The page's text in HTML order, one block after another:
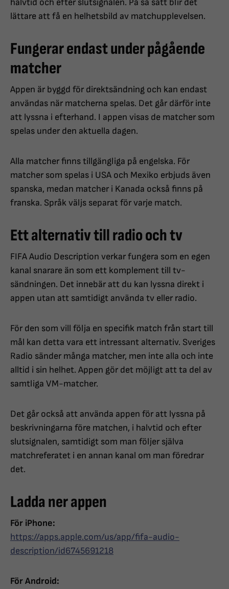
halvtid och efter slutsignalen. På så sätt blir det
lättare att få en helhetsbild av matchupplevelsen.
Fungerar endast under pågående
matcher
Appen är byggd för direktsändning och kan endast
användas när matcherna spelas. Det går därför inte
att lyssna i efterhand. I appen visas de matcher som
spelas under den aktuella dagen.
Alla matcher finns tillgängliga på engelska. För
matcher som spelas i USA och Mexiko erbjuds även
spanska, medan matcher i Kanada också finns på
franska. Språk väljs separat för varje match.
Ett alternativ till radio och tv
FIFA Audio Description verkar fungera som en egen
kanal snarare än som ett komplement till tv-
sändningen. Det innebär att du kan lyssna direkt i
appen utan att samtidigt använda tv eller radio.
För den som vill följa en specifik match från start till
mål kan detta vara ett intressant alternativ. Sveriges
Radio sänder många matcher, men inte alla och inte
alltid i sin helhet. Appen gör det möjligt att ta del av
samtliga VM-matcher.
Det går också att använda appen för att lyssna på
beskrivningarna före matchen, i halvtid och efter
slutsignalen, samtidigt som man följer själva
matchreferatet i en annan kanal om man föredrar
det.
Ladda ner appen
För iPhone:
https://apps.apple.com/us/app/fifa-audio-
description/id6745691218
För Android: